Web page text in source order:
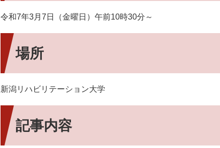
令和7年3月7日（金曜日）午前10時30分～
場所
新潟リハビリテーション大学
記事内容